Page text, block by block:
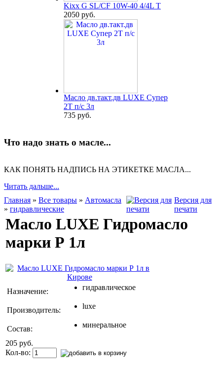
Kixx G SL/CF 10W-40 4/4L T
2050 руб.
Масло дв.такт.дв LUXE Супер
2Т п/с 3л
735 руб.
Что надо знать о масле...
КАК ПОНЯТЬ НАДПИСЬ НА ЭТИКЕТКЕ МАСЛА...
Читать дальше...
Главная » Все товары » Автомасла
» гидравлические
Версия для
печати
Масло LUXE Гидромасло
марки Р 1л
Назначение: гидравлическое
Производитель: luxe
Состав: минеральное
205 руб.
Кол-во: